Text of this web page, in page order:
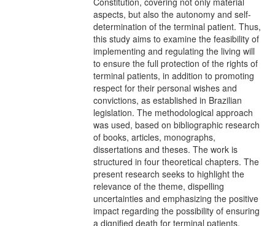
aspects, but also the autonomy and self-
determination of the terminal patient. Thus,
this study aims to examine the feasibility of
implementing and regulating the living will
to ensure the full protection of the rights of
terminal patients, in addition to promoting
respect for their personal wishes and
convictions, as established in Brazilian
legislation. The methodological approach
was used, based on bibliographic research
of books, articles, monographs,
dissertations and theses. The work is
structured in four theoretical chapters. The
present research seeks to highlight the
relevance of the theme, dispelling
uncertainties and emphasizing the positive
impact regarding the possibility of ensuring
a dignified death for terminal patients.